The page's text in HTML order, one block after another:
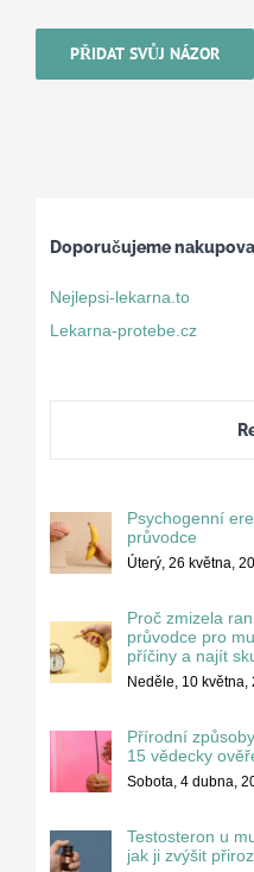
Doporučujeme
Nejlepsi-lekarna.to
Lekarna-protebe.cz
Psychogenní
průvodce
Úterý, 26 května,
Proč zmizela
průvodce pro
příčiny a najít
Neděle, 10 května,
Přírodní
15 vědecky
Sobota, 4 dubna,
Testosteron u
jak ji zvýšit